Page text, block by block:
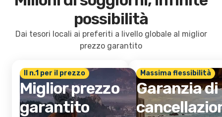
possibilità
Dai tesori locali ai preferiti a livello globale al miglior
prezzo garantito
Il n.1 per il prezzo
Miglior prezzo
garantito
Massima flessibilità
Garanzia di